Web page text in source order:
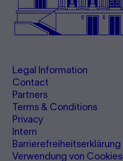
Legal Information
Contact
Partners
Terms & Conditions
Privacy
Intern
Barrierefreiheitserklärung
Verwendung von Cookies